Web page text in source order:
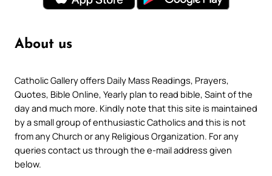
About us
Catholic Gallery offers Daily Mass Readings, Prayers,
Quotes, Bible Online, Yearly plan to read bible, Saint of the
day and much more. Kindly note that this site is maintained
by a small group of enthusiastic Catholics and this is not
from any Church or any Religious Organization. For any
queries contact us through the e-mail address given
below.